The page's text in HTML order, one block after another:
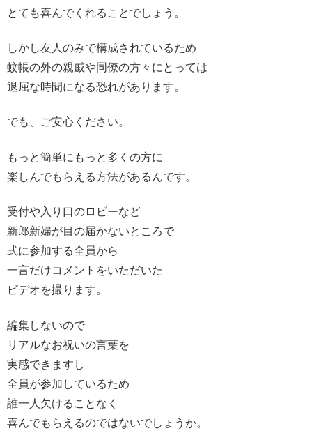
とても喜んでくれることでしょう。
しかし友人のみで構成されているため
蚊帳の外の親戚や同僚の方々にとっては
退屈な時間になる恐れがあります。
でも、ご安心ください。
もっと簡単にもっと多くの方に
楽しんでもらえる方法があるんです。
受付や入り口のロビーなど
新郎新婦が目の届かないところで
式に参加する全員から
一言だけコメントをいただいた
ビデオを撮ります。
編集しないので
リアルなお祝いの言葉を
実感できますし
全員が参加しているため
誰一人欠けることなく
喜んでもらえるのではないでしょうか。